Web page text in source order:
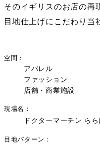
そのイギリスのお店の再
目地仕上げにこだわり当
空間
アパレル
ファッション
店舗・商業施設
現場名
ドクターマーチン ら
目地パターン